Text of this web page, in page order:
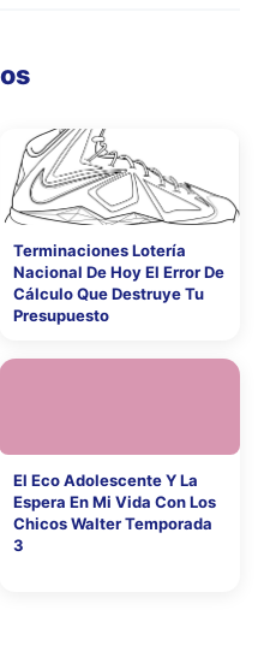
Terminaciones Lotería
Nacional De Hoy El Error De
Cálculo Que Destruye Tu
Presupuesto
El Eco Adolescente Y La
Espera En Mi Vida Con Los
Chicos Walter Temporada
3